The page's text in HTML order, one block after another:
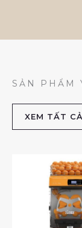
SẢN PHẨM
XEM TẤT CẢ